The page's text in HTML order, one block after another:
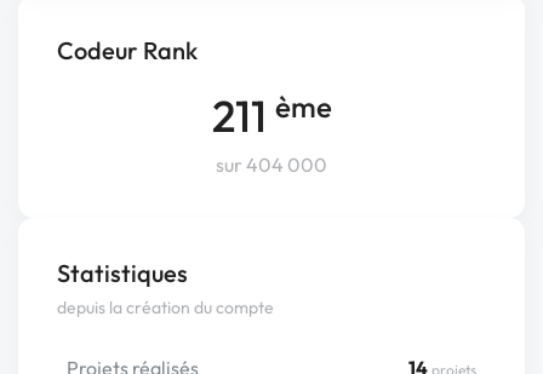
Codeur Rank
211 ème
sur 404 000
Statistiques
depuis la création du compte
Projets réalisés 14 projets